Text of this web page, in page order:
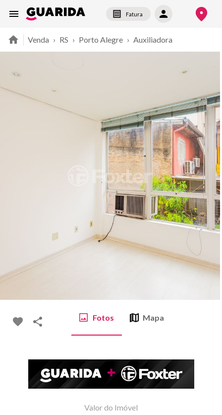
Fatura
Venda › RS › Porto Alegre › Auxiliadora
Fotos Mapa
Valor do Imóvel